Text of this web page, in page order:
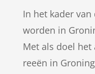
In het kader
worden in
Met als doel
reeën in